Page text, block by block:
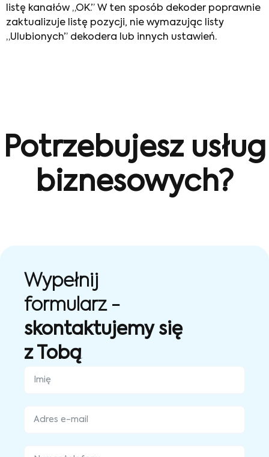
listę kanałów „OK.” W ten sposób dekoder poprawnie
zaktualizuje listę pozycji, nie wymazując listy
„Ulubionych” dekodera lub innych ustawień.
Potrzebujesz usług
biznesowych?
Wypełnij
formularz -
skontaktujemy się
z Tobą